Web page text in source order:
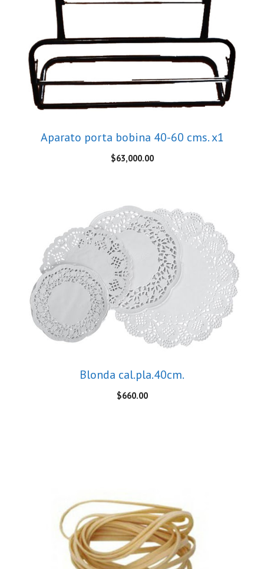
Aparato porta bobina 40-60 cms. x1
$63,000.00
Blonda cal.pla.40cm.
$660.00